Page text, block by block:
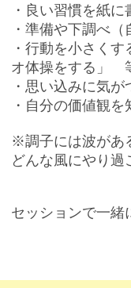
・良い習慣を紙
・準備や下調べ
・行動を小さく
オ体操をする」
・思い込みに気
・自分の価値観
※調子には波があ
どんな風にやり
セッションで一緒